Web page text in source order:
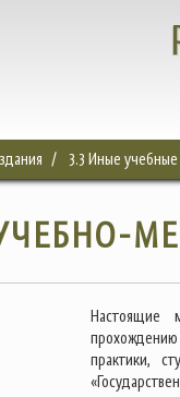
3.3 Иные
Настоящие
практики,